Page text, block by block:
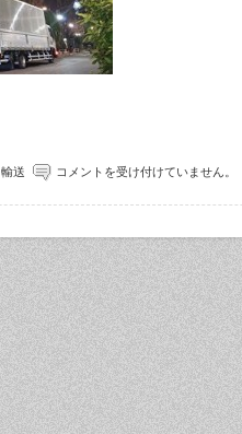
輸送 コメントを受け付けていません。